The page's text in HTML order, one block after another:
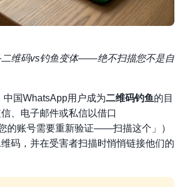
二维码vs钓鱼变体——绝不扫描您不是自
中国WhatsApp用户成为二维码钓鱼的目
、电子邮件或私信以借口
的账号需要重新验证——扫描这个」）
码，并在受害者扫描时悄悄链接他们的